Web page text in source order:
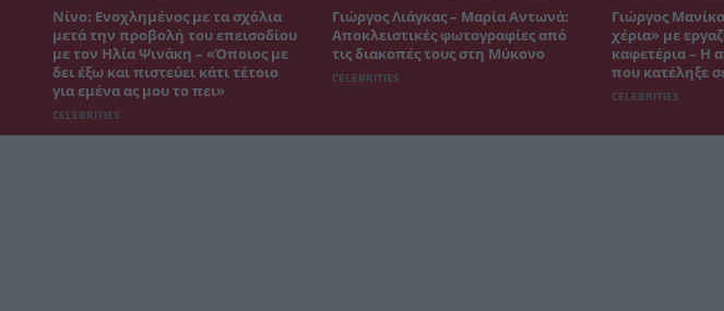
Νίνο: Ενοχλημένος με τα σχόλια
μετά την προβολή του επεισοδίου
με τον Ηλία Ψινάκη – «Όποιος με
δει έξω και πιστεύει κάτι τέτοιο
για εμένα ας μου το πει»
CELEBRITIES
Γιώργος Λιάγκας – Μαρία Αντωνά:
Αποκλειστικές φωτογραφίες από
τις διακοπές τους στη Μύκονο
CELEBRITIES
Γιώργος
χέρια» με
καφετέρια – Η
που κατέληξε
CELEBRITIES